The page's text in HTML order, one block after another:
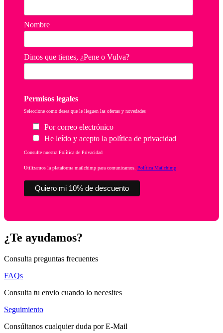
Nombre
Dinos que tienes, ¿Pene o Vulva?
Permisos legales
Seleccione como desea que le lleguen las ofertas y novedades
Por correo electrónico
He leído y acepto la política de privacidad
Consulte nuestra Política de Privacidad
Utilizamos la plataforma mailchimp para comunicarnos. Política Mailchimp
¿Te ayudamos?
Consulta preguntas frecuentes
FAQs
Consulta tu envio cuando lo necesites
Seguimiento
Consúltanos cualquier duda por E-Mail